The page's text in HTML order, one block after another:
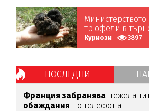
трюфели в
училище
Куриози 3897
ПОСЛЕДНИ
Франция забранява
обаждания по телефона